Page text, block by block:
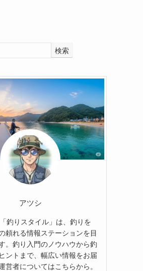
検索
アツシ
釣りスタイル」は、釣りを
頼れる情報ステーションを目
。釣り入門のノウハウから釣
ントまで、幅広い情報をお届
営者についてはこちらから。